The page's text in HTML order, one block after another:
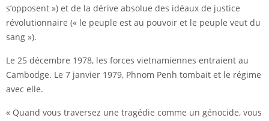
s’opposent ») et de la dérive absolue des idéaux de justice
révolutionnaire (« le peuple est au pouvoir et le peuple veut du
sang »).
Le 25 décembre 1978, les forces vietnamiennes entraient au
Cambodge. Le 7 janvier 1979, Phnom Penh tombait et le régime
avec elle.
« Quand vous traversez une tragédie comme un génocide, vous